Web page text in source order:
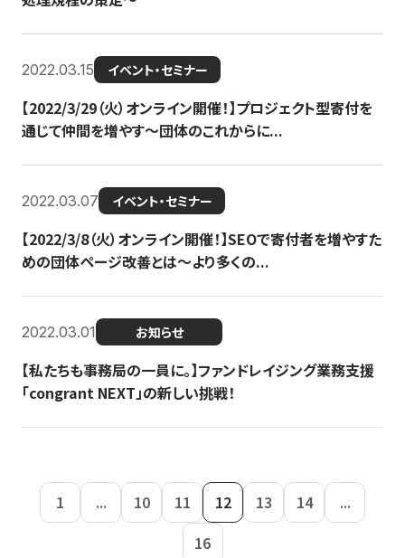
2022.03.15 イベント・セミナー
【2022/3/29（火）オンライン開催！】プロジェクト型寄付を
通じて仲間を増やす～団体のこれからに...
2022.03.07 イベント・セミナー
【2022/3/8（火）オンライン開催！】SEOで寄付者を増やすた
めの団体ページ改善とは～より多くの...
2022.03.01 お知らせ
【私たちも事務局の一員に。】ファンドレイジング業務支援
「congrant NEXT」の新しい挑戦！
1 ... 10 11 12 13 14
...
16